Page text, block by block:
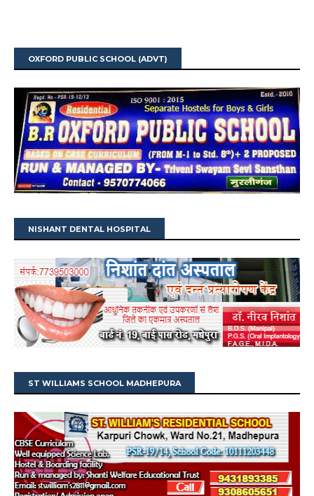
OXFORD PUBLIC SCHOOL (ADVT)
NISHANT DENTAL HOSPITAL
ST WILLIAMS SCHOOL MADHEPURA